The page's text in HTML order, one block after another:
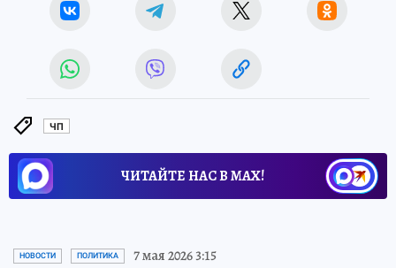
ЧП
ЧИТАЙТЕ НАС В МАХ!
НОВОСТИ ПОЛИТИКА 7 мая 2026 3:15